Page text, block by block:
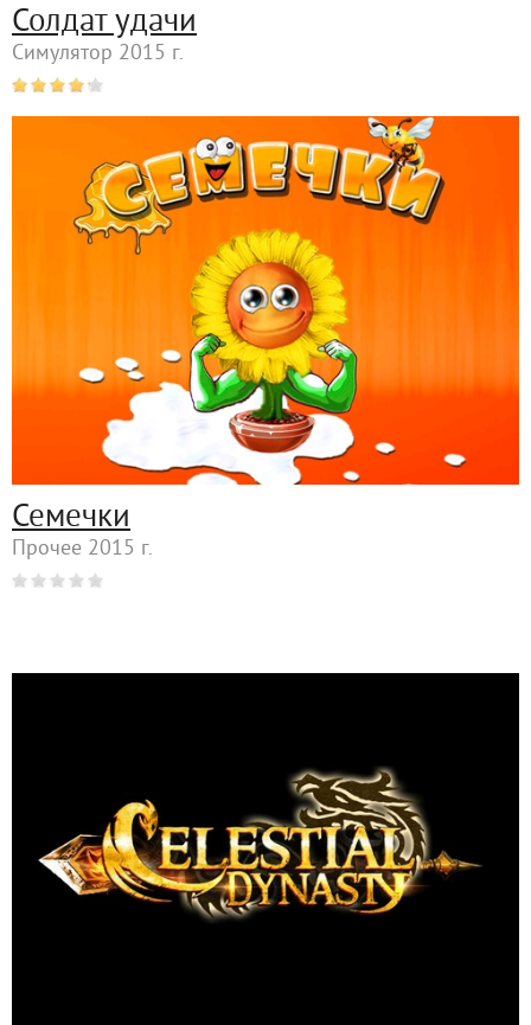
Солдат удачи
Симулятор 2015 г.
Семечки
Прочее 2015 г.